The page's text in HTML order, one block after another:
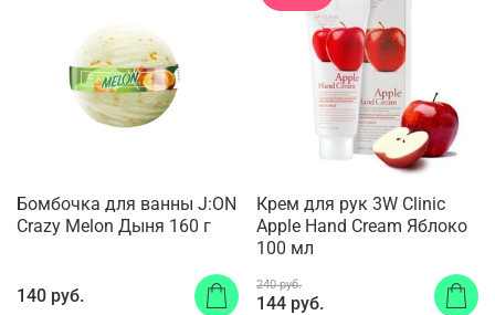
Бомбочка для ванны J:ON
Crazy Melon Дыня 160 г
140 руб.
Крем для рук 3W Clinic
Apple Hand Cream Яблоко
100 мл
240 руб.
144 руб.